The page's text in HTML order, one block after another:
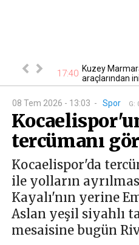
sokağa 17:40 Kuzey
araçlarından
08 Tem 2026 - 13:03 - Spor G:
tercümanı
Kocaelispor'da
ile yolların
Kayalı'nın yerine
Aslan yeşil siyahlı
mesaisine bugün